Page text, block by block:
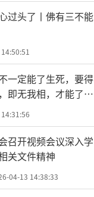
过头了丨佛有三不能
一定能了生死，要得
即无我相，才能了生
召开视频会议深入学
关文件精神
04-13 14:38:33